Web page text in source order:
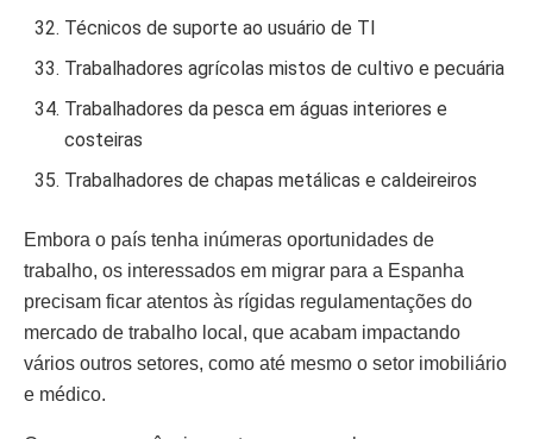
Técnicos de suporte ao usuário de TI
Trabalhadores agrícolas mistos de cultivo e pecuária
Trabalhadores da pesca em águas interiores e
costeiras
Trabalhadores de chapas metálicas e caldeireiros
Embora o país tenha inúmeras oportunidades de
trabalho, os interessados em migrar para a Espanha
precisam ficar atentos às rígidas regulamentações do
mercado de trabalho local, que acabam impactando
vários outros setores, como até mesmo o setor imobiliário
e médico.